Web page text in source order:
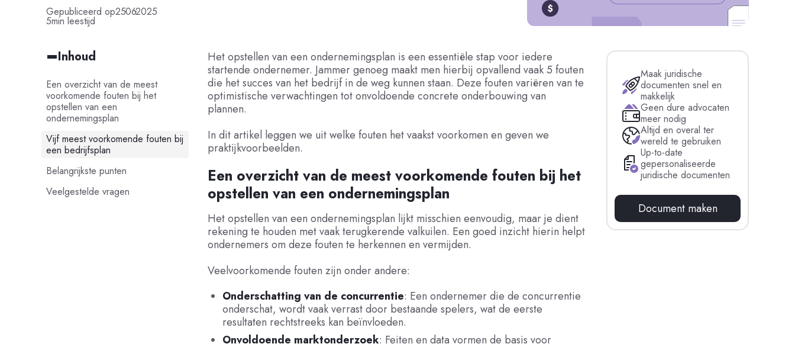
Gepubliceerd op25-06-2025
5min leestijd
Inhoud
Een overzicht van de meest
voorkomende fouten bij het
opstellen van een
ondernemingsplan
Vijf meest voorkomende fouten bij
een bedrijfsplan
Belangrijkste punten
Veelgestelde vragen
Het opstellen van een ondernemingsplan is een essentiële stap voor iedere
startende ondernemer. Jammer genoeg maakt men hierbij opvallend vaak 5 fouten
die het succes van het bedrijf in de weg kunnen staan. Deze fouten variëren van te
optimistische verwachtingen tot onvoldoende concrete onderbouwing van
plannen.
In dit artikel leggen we uit welke fouten het vaakst voorkomen en geven we
praktijkvoorbeelden.
Een overzicht van de meest voorkomende fouten bij het
opstellen van een ondernemingsplan
Het opstellen van een ondernemingsplan lijkt misschien eenvoudig, maar je dient
rekening te houden met vaak terugkerende valkuilen. Een goed inzicht hierin helpt
ondernemers om deze fouten te herkennen en vermijden.
Veelvoorkomende fouten zijn onder andere:
Onderschatting van de concurrentie: Een ondernemer die de concurrentie
onderschat, wordt vaak verrast door bestaande spelers, wat de eerste
resultaten rechtstreeks kan beïnvloeden.
Onvoldoende marktonderzoek: Feiten en data vormen de basis voor
Maak juridische
documenten snel en
makkelijk
Geen dure advocaten
meer nodig
Altijd en overal ter
wereld te gebruiken
Up-to-date
gepersonaliseerde
juridische documenten
Document maken